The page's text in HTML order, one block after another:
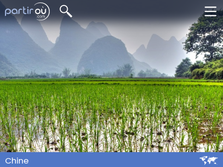
Chine